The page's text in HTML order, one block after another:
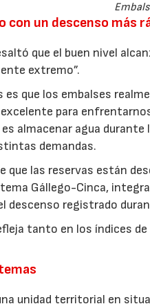
con un descenso más
que el buen nivel
extremo”.
es que los embalses
para
almacenar agua
demandas.
que las reservas están
Gállego-Cinca,
descenso registrado
tanto en los índices
unidad territorial en